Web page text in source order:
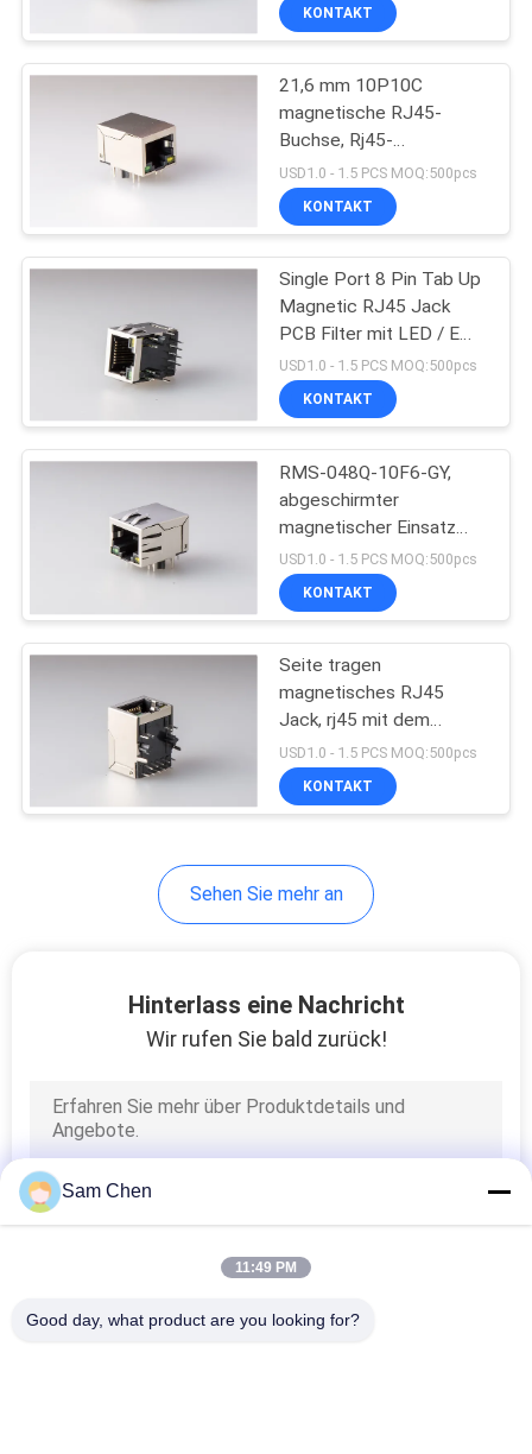
Buchse rj45
RJ45 mit
Transformator
Zurückhaltung RJ45
Jack
Lan-Magnetics
Multi Hafen RJ45
KONTAKT
21,6 mm 10P10C
magnetische RJ45-
Buchse, Rj45-
Modularstecker, Single-
Port-Ethernet, gestapelt
mit Abschirmung
USD1.0 - 1.5 PCS MOQ:500pcs
KONTAKT
Single Port 8 Pin Tab Up
Magnetic RJ45 Jack
PCB Filter mit LED / EMI
optional
USD1.0 - 1.5 PCS MOQ:500pcs
KONTAKT
RMS-048Q-10F6-GY,
abgeschirmter
magnetischer Einsatz
RJ45 Jack, der Hafen
10P 1x1 mit LED und
Frühling überzieht
USD1.0 - 1.5 PCS MOQ:500pcs
KONTAKT
Seite tragen
magnetisches RJ45
Jack, rj45 mit dem
integrierten Magnetics-
Einsatz ein, der Hafen
10P 1x1 mit geführt
USD1.0 - 1.5 PCS MOQ:500pcs
KONTAKT
Sehen Sie mehr an
Hinterlass eine Nachricht
Wir rufen Sie bald zurück!
Sam Chen
11:49 PM
Good day, what product are you looking for?